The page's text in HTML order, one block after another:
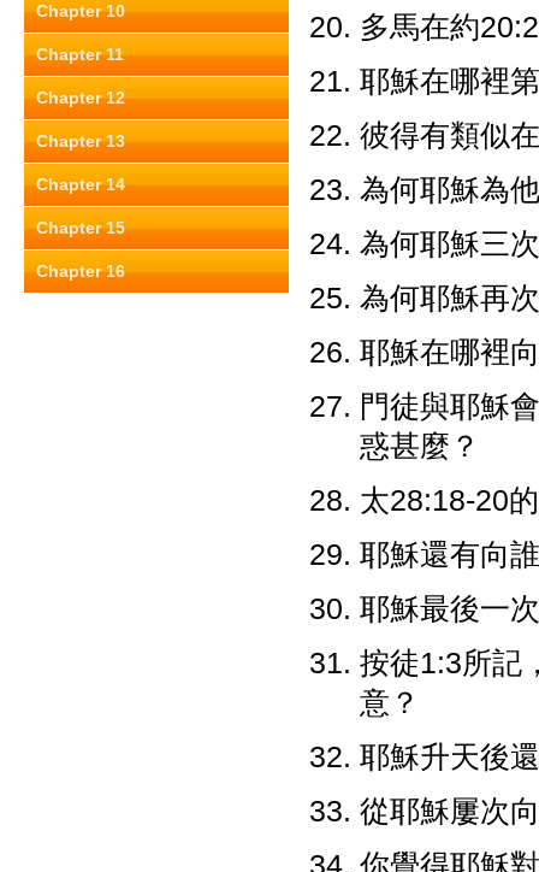
Chapter 10
Chapter 11
Chapter 12
Chapter 13
Chapter 14
Chapter 15
Chapter 16
多馬在約
耶穌在哪裡
彼得有類似
為何耶穌為
為何耶穌三
為何耶穌再
耶穌在哪裡
門徒與耶穌
惑甚麼？
太28:18-20
耶穌還有向
耶穌最後一
按徒1:3所記
意？
耶穌升天後
從耶穌屢次
你覺得耶穌